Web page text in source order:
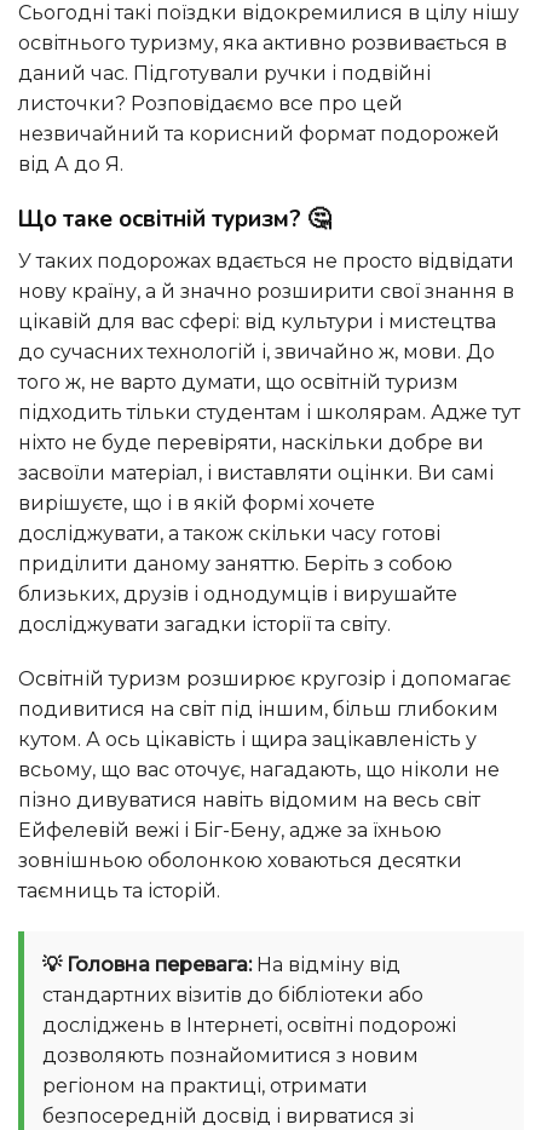
Сьогодні такі поїздки відокремилися в цілу нішу
освітнього туризму, яка активно розвивається в
даний час. Підготували ручки і подвійні
листочки? Розповідаємо все про цей
незвичайний та корисний формат подорожей
від А до Я.
Що таке освітній туризм? 🤔
У таких подорожах вдається не просто відвідати
нову країну, а й значно розширити свої знання в
цікавій для вас сфері: від культури і мистецтва
до сучасних технологій і, звичайно ж, мови. До
того ж, не варто думати, що освітній туризм
підходить тільки студентам і школярам. Адже тут
ніхто не буде перевіряти, наскільки добре ви
засвоїли матеріал, і виставляти оцінки. Ви самі
вирішуєте, що і в якій формі хочете
досліджувати, а також скільки часу готові
приділити даному заняттю. Беріть з собою
близьких, друзів і однодумців і вирушайте
досліджувати загадки історії та світу.
Освітній туризм розширює кругозір і допомагає
подивитися на світ під іншим, більш глибоким
кутом. А ось цікавість і щира зацікавленість у
всьому, що вас оточує, нагадають, що ніколи не
пізно дивуватися навіть відомим на весь світ
Ейфелевій вежі і Біг-Бену, адже за їхньою
зовнішньою оболонкою ховаються десятки
таємниць та історій.
💡 Головна перевага:На відміну від
стандартних візитів до бібліотеки або
досліджень в Інтернеті, освітні подорожі
дозволяють познайомитися з новим
регіоном на практиці, отримати
безпосередній досвід і вирватися зі